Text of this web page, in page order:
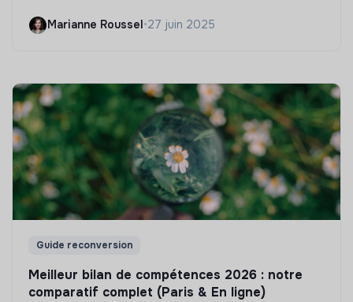
Marianne Roussel•27 juin 2025
Guide reconversion
Meilleur bilan de compétences 2026 : notre
comparatif complet (Paris & En ligne)